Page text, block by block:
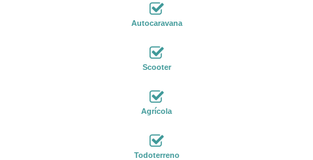
Autocaravana
Scooter
Agrícola
Todoterreno